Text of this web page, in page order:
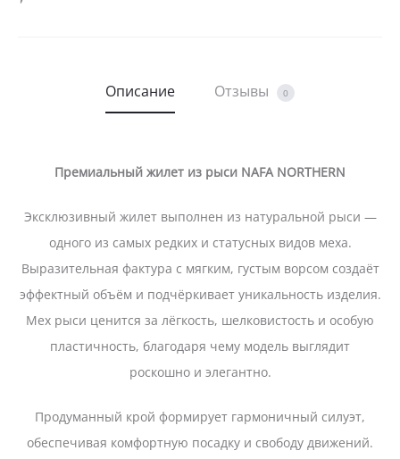
Описание Отзывы 0
Премиальный жилет из рыси NAFA NORTHERN
Эксклюзивный жилет выполнен из натуральной рыси —
одного из самых редких и статусных видов меха.
Выразительная фактура с мягким, густым ворсом создаёт
эффектный объём и подчёркивает уникальность изделия.
Мех рыси ценится за лёгкость, шелковистость и особую
пластичность, благодаря чему модель выглядит
роскошно и элегантно.
Продуманный крой формирует гармоничный силуэт,
обеспечивая комфортную посадку и свободу движений.